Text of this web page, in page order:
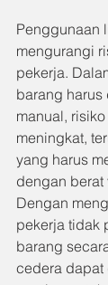
Penggunaan
mengurangi
pekerja.
barang
manual,
meningkat,
yang harus
dengan berat
Dengan
pekerja tidak
barang
cedera dapat